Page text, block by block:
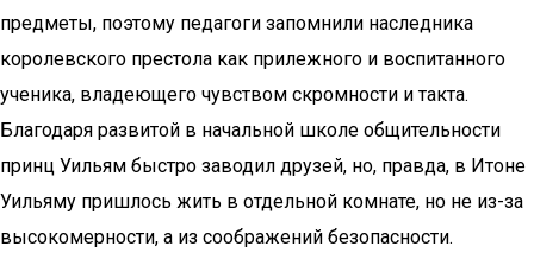
предметы, поэтому педагоги запомнили наследника
королевского престола как прилежного и воспитанного
ученика, владеющего чувством скромности и такта.
Благодаря развитой в начальной школе общительности
принц Уильям быстро заводил друзей, но, правда, в Итоне
Уильяму пришлось жить в отдельной комнате, но не из-за
высокомерности, а из соображений безопасности.